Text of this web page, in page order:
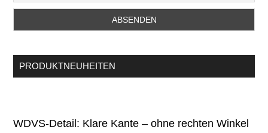
PRODUKTNEUHEITEN
WDVS-Detail: Klare Kante – ohne rechten Winkel